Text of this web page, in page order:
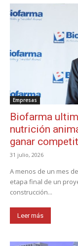
Empresas
Biofarma
nutrición
ganar
31 julio, 2026
A menos de un mes
etapa final de un
construcción...
Leer más